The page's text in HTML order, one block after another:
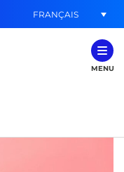
FRANÇAIS
MENU